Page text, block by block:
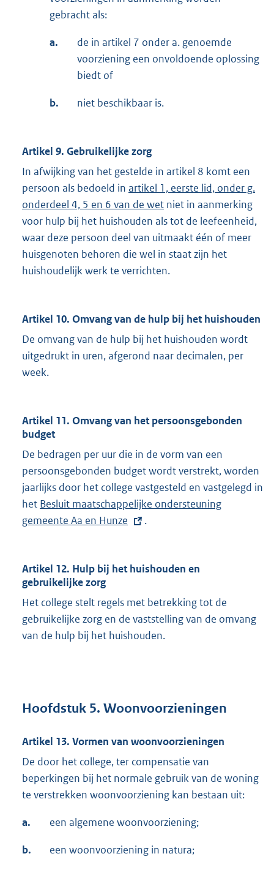
gebracht als:
a.
de in artikel 7 onder a. genoemde
voorziening een onvoldoende oplossing
biedt of
b. niet beschikbaar is.
Artikel 9. Gebruikelijke zorg
In afwijking van het gestelde in artikel 8 komt een
persoon als bedoeld in artikel 1, eerste lid, onder g.
onderdeel 4, 5 en 6 van de wet niet in aanmerking
voor hulp bij het huishouden als tot de leefeenheid,
waar deze persoon deel van uitmaakt één of meer
huisgenoten behoren die wel in staat zijn het
huishoudelijk werk te verrichten.
Artikel 10. Omvang van de hulp bij het huishouden
De omvang van de hulp bij het huishouden wordt
uitgedrukt in uren, afgerond naar decimalen, per
week.
Artikel 11. Omvang van het persoonsgebonden
budget
De bedragen per uur die in de vorm van een
persoonsgebonden budget wordt verstrekt, worden
jaarlijks door het college vastgesteld en vastgelegd in
het E
x
r
n
e
l
i
Besluit maatschappelijke ondersteuning
gemeente Aa en Hunze
.
Artikel 12. Hulp bij het huishouden en
gebruikelijke zorg
Het college stelt regels met betrekking tot de
gebruikelijke zorg en de vaststelling van de omvang
van de hulp bij het huishouden.
Hoofdstuk 5. Woonvoorzieningen
Artikel 13. Vormen van woonvoorzieningen
De door het college, ter compensatie van
beperkingen bij het normale gebruik van de woning
te verstrekken woonvoorziening kan bestaan uit:
a. een algemene woonvoorziening;
b. een woonvoorziening in natura;